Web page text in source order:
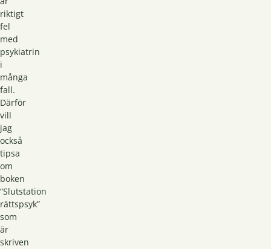
riktigt
fel
med
psykiatrin
i
många
fall.
Därför
vill
jag
också
tipsa
om
boken
“Slutstation
rättspsyk”
som
är
skriven